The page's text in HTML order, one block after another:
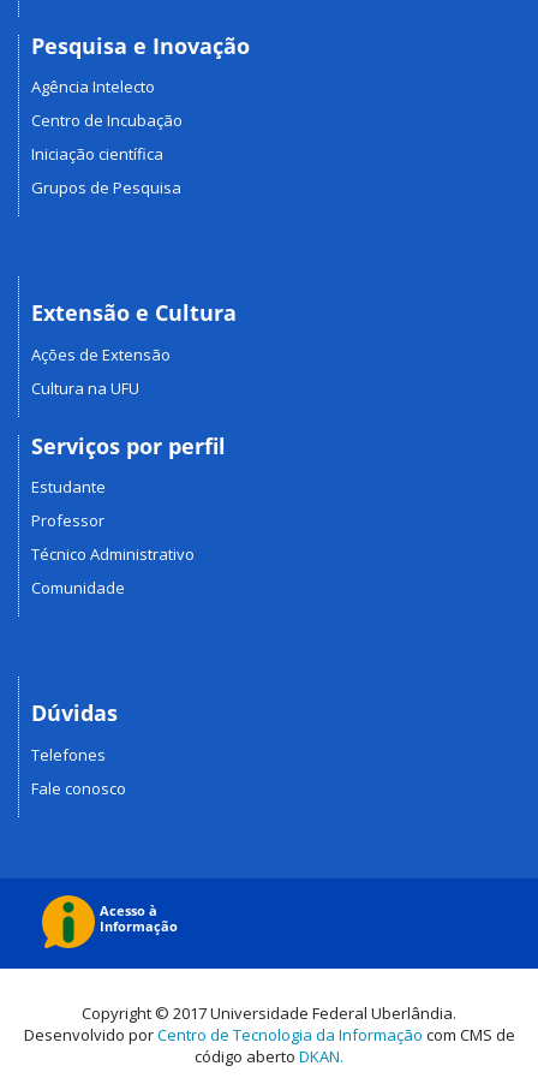
Pesquisa e Inovação
Agência Intelecto
Centro de Incubação
Iniciação científica
Grupos de Pesquisa
Extensão e Cultura
Ações de Extensão
Cultura na UFU
Serviços por perfil
Estudante
Professor
Técnico Administrativo
Comunidade
Dúvidas
Telefones
Fale conosco
Copyright © 2017 Universidade Federal Uberlândia.
Desenvolvido porCentro de Tecnologia da Informação com CMS de
código aberto DKAN.